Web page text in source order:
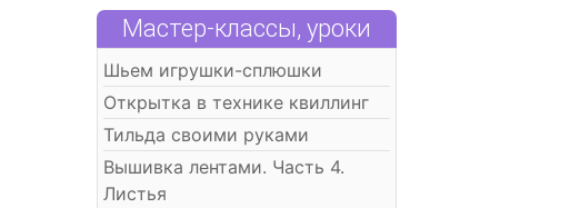
Мастер-классы, уроки
Шьем игрушки-сплюшки
Открытка в технике квиллинг
Тильда своими руками
Вышивка лентами. Часть 4.
Листья